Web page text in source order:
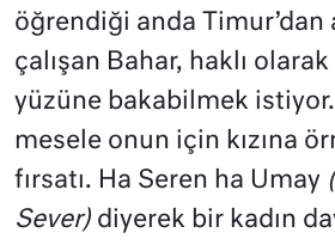
öğrendiği anda Timur’dan
çalışan Bahar, haklı
yüzüne bakabilmek
mesele onun için kızına
fırsatı. Ha Seren ha Umay
Sever) diyerek bir kadın